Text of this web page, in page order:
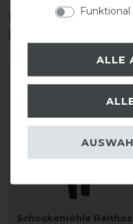
Diese Produkte
interessieren
Schockemöhle
Funktional
ALLE